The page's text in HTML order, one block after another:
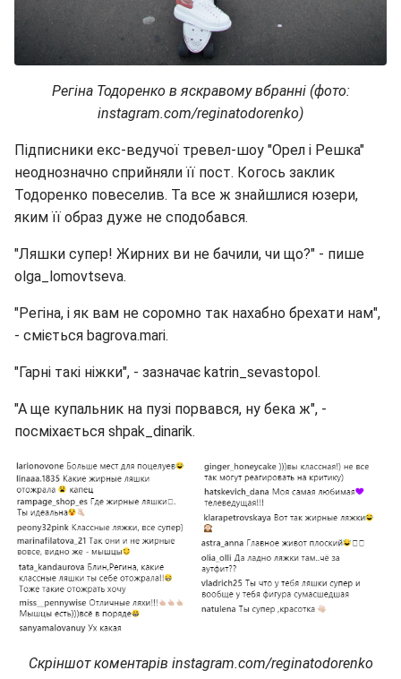
Регіна Тодоренко в яскравому вбранні (фото:
instagram.com/reginatodorenko)
Підписники екс-ведучої тревел-шоу "Орел і Решка"
неоднозначно сприйняли її пост. Когось заклик
Тодоренко повеселив. Та все ж знайшлися юзери,
яким її образ дуже не сподобався.
"Ляшки супер! Жирних ви не бачили, чи що?" - пише
olga_lomovtseva.
"Регіна, і як вам не соромно так нахабно брехати нам",
- сміється bagrova.mari.
"Гарні такі ніжки", - зазначає katrin_sevastopol.
"А ще купальник на пузі порвався, ну бека ж", -
посміхається shpak_dinarik.
Скріншот коментарів instagram.com/reginatodorenko